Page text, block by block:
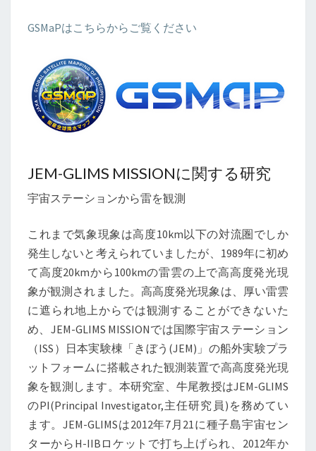
GSMaPはこちらからご覧ください
JEM-GLIMS MISSIONに関する研究
宇宙ステーションから雷を観測
これまで気象現象は高度10km以下の対流圏でしか
発生しないと考えられていましたが、1989年に初め
て高度20kmから100kmの雷雲の上で高高度発光現
象が観測されました。高高度発光現象は、厚い雷雲
に遮られ地上からでは観測することができないた
め、JEM-GLIMS MISSIONでは国際宇宙ステーション
（ISS）日本実験棟「きぼう(JEM)」の船外実験プラ
ットフォームに搭載された観測装置で高高度発光現
象を観測します。本研究室、牛尾教授はJEM-GLIMS
のPI(Principal Investigator,主任研究員)を務めてい
ます。JEM-GLIMSは2012年7月21に種子島宇宙セン
ターからH-IIBロケットで打ち上げられ、2012年か